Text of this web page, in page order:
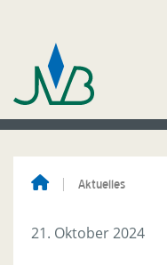
Aktuelles
21. Oktober 2024